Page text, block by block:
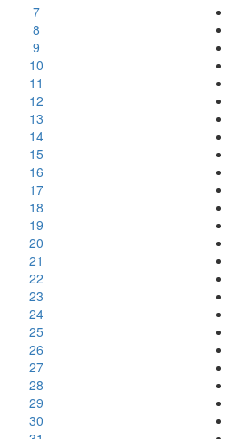
7
8
9
10
11
12
13
14
15
16
17
18
19
20
21
22
23
24
25
26
27
28
29
30